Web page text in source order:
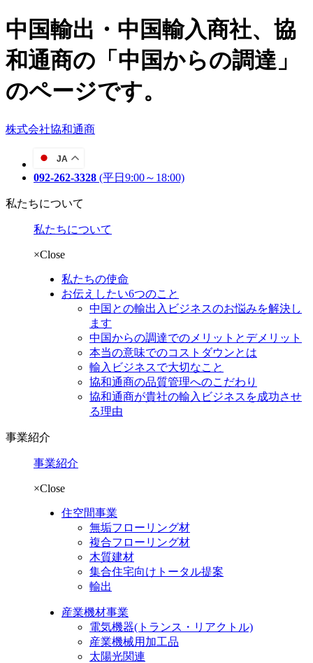
中国輸出・中国輸入商社、協
和通商の「中国からの調達」
のページです。
株式会社協和通商
JA
092-262-3328 (平日9:00～18:00)
私たちについて
私たちについて
×Close
私たちの使命
お伝えしたい6つのこと
中国との輸出入ビジネスのお悩みを解決し
ます
中国からの調達でのメリットとデメリット
本当の意味でのコストダウンとは
輸入ビジネスで大切なこと
協和通商の品質管理へのこだわり
協和通商が貴社の輸入ビジネスを成功させ
る理由
事業紹介
事業紹介
×Close
住空間事業
無垢フローリング材
複合フローリング材
木質建材
集合住宅向けトータル提案
輸出
産業機材事業
電気機器(トランス・リアクトル)
産業機械用加工品
太陽光関連